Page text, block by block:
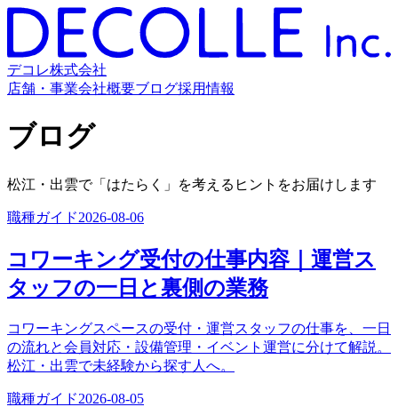
デコレ株式会社
店舗・事業会社概要ブログ採用情報
ブログ
松江・出雲で「はたらく」を考えるヒントをお届けします
職種ガイド2026-08-06
コワーキング受付の仕事内容｜運営ス
タッフの一日と裏側の業務
コワーキングスペースの受付・運営スタッフの仕事を、一日
の流れと会員対応・設備管理・イベント運営に分けて解説。
松江・出雲で未経験から探す人へ。
職種ガイド2026-08-05